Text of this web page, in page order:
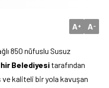
A+ A-
850 nüfuslu Susuz
Belediyesitarafından
ve kaliteli bir yola kavuşan